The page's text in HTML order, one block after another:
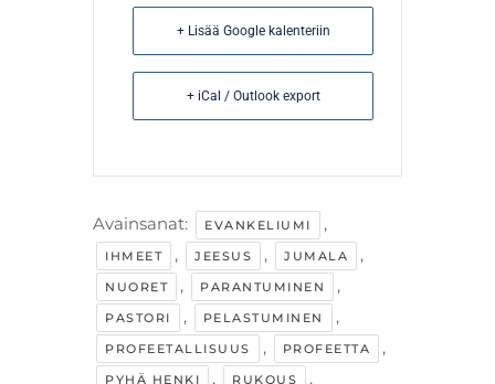
+ Lisää Google kalenteriin
+ iCal / Outlook export
Avainsanat: EVANKELIUMI ,
IHMEET , JEESUS , JUMALA ,
NUORET , PARANTUMINEN ,
PASTORI , PELASTUMINEN ,
PROFEETALLISUUS , PROFEETTA ,
PYHÄ HENKI , RUKOUS ,